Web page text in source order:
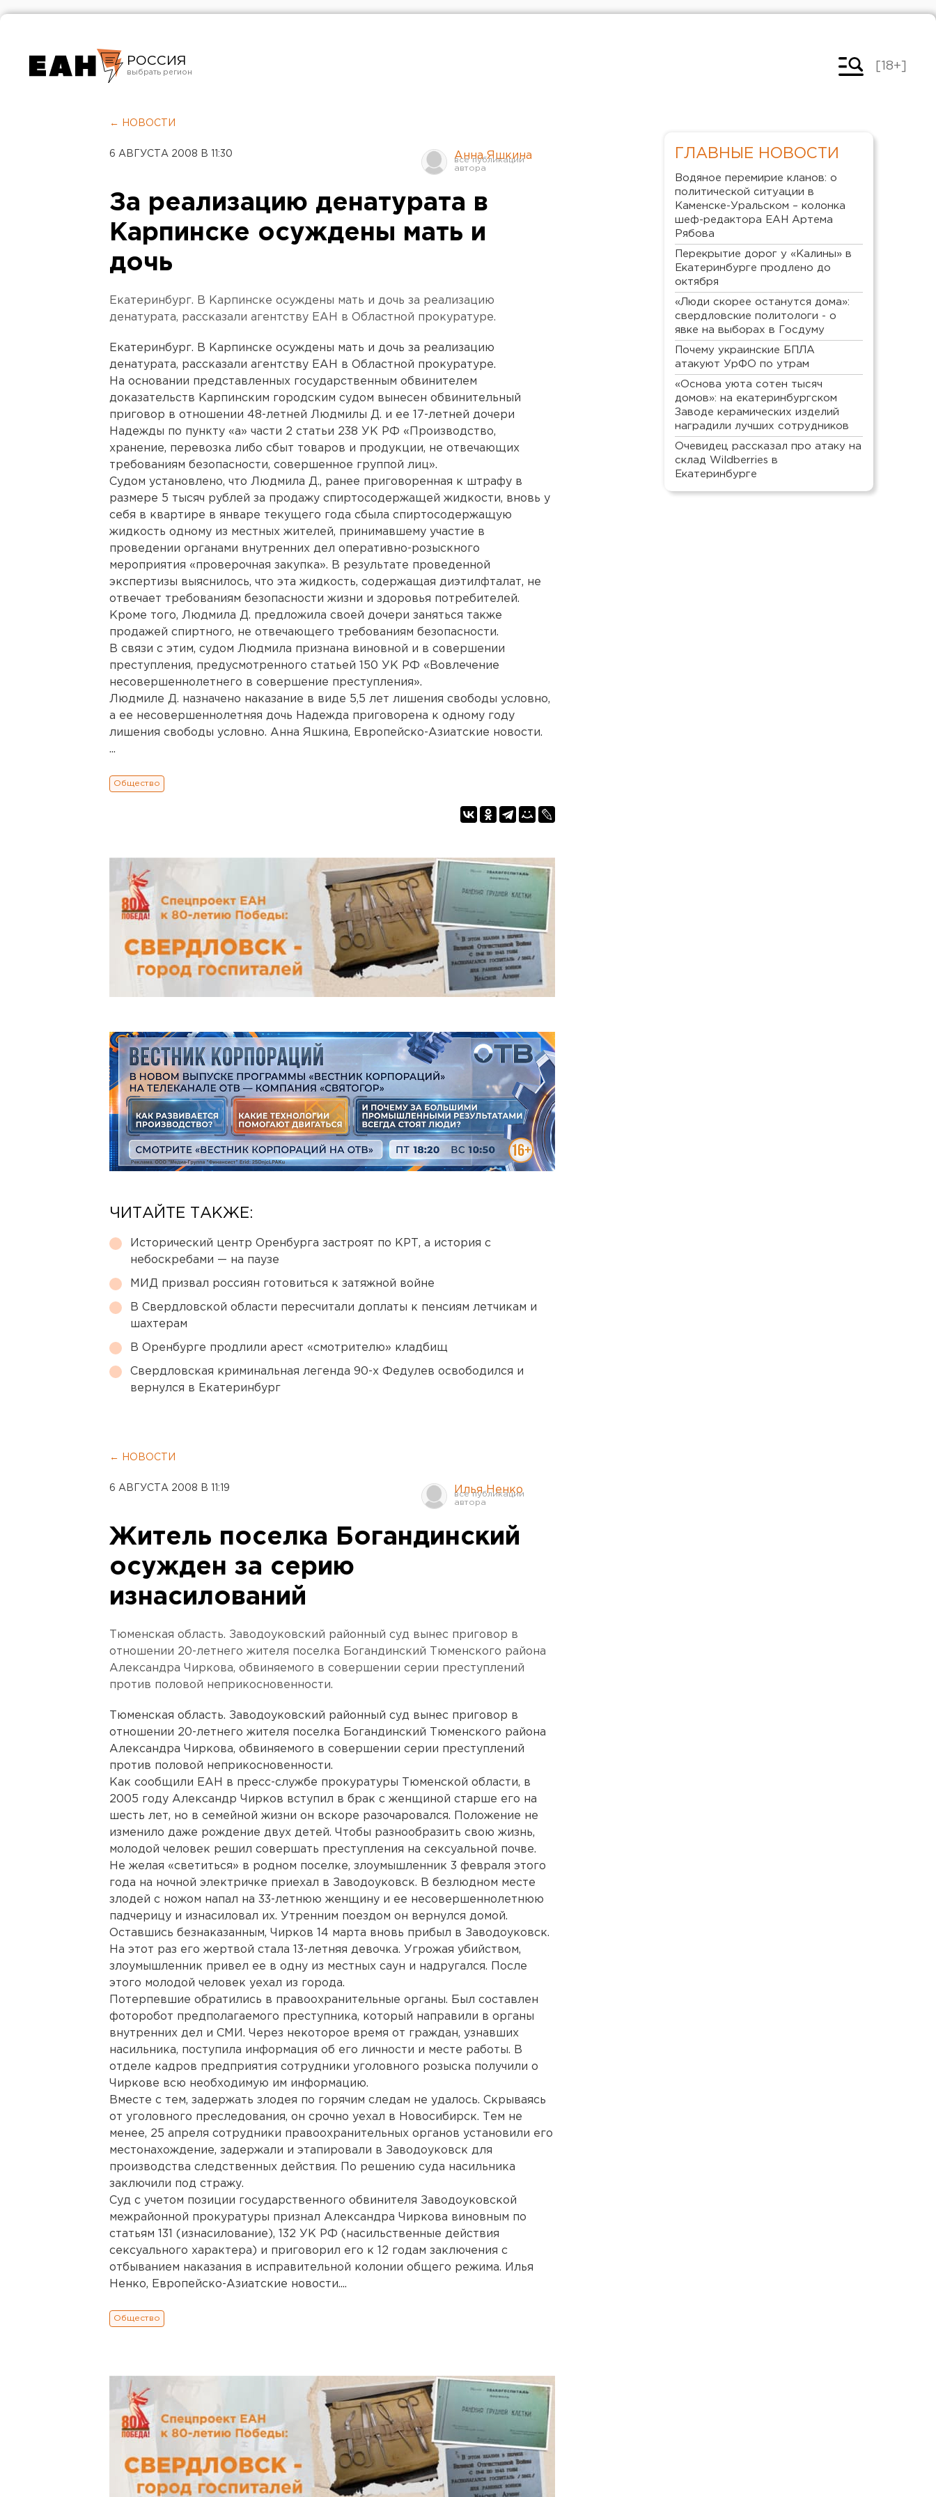
РОССИЯ
Челябинск
[18+]
← НОВОСТИ
6 АВГУСТА 2008 В 11:30 Анна Яшкина
За реализацию денатурата в
Карпинске осуждены мать и
дочь
Екатеринбург. В Карпинске осуждены мать и дочь за реализацию
денатурата, рассказали агентству ЕАН в Областной прокуратуре.
Екатеринбург. В Карпинске осуждены мать и дочь за реализацию
денатурата, рассказали агентству ЕАН в Областной прокуратуре.
На основании представленных государственным обвинителем
доказательств Карпинским городским судом вынесен обвинительный
приговор в отношении 48-летней Людмилы Д. и ее 17-летней дочери
Надежды по пункту «а» части 2 статьи 238 УК РФ «Производство,
хранение, перевозка либо сбыт товаров и продукции, не отвечающих
требованиям безопасности, совершенное группой лиц».
Судом установлено, что Людмила Д., ранее приговоренная к штрафу в
размере 5 тысяч рублей за продажу спиртосодержащей жидкости, вновь у
себя в квартире в январе текущего года сбыла спиртосодержащую
жидкость одному из местных жителей, принимавшему участие в
проведении органами внутренних дел оперативно-розыскного
мероприятия «проверочная закупка». В результате проведенной
экспертизы выяснилось, что эта жидкость, содержащая диэтилфталат, не
отвечает требованиям безопасности жизни и здоровья потребителей.
Кроме того, Людмила Д. предложила своей дочери заняться также
продажей спиртного, не отвечающего требованиям безопасности.
В связи с этим, судом Людмила признана виновной и в совершении
преступления, предусмотренного статьей 150 УК РФ «Вовлечение
несовершеннолетнего в совершение преступления».
Людмиле Д. назначено наказание в виде 5,5 лет лишения свободы условно,
а ее несовершеннолетняя дочь Надежда приговорена к одному году
лишения свободы условно. Анна Яшкина, Европейско-Азиатские новости.
...
Общество
ЧИТАЙТЕ ТАКЖЕ:
Исторический центр Оренбурга застроят по КРТ, а история с
небоскребами — на паузе
МИД призвал россиян готовиться к затяжной войне
В Свердловской области пересчитали доплаты к пенсиям летчикам и
шахтерам
В Оренбурге продлили арест «смотрителю» кладбищ
Свердловская криминальная легенда 90-х Федулев освободился и
вернулся в Екатеринбург
← НОВОСТИ
6 АВГУСТА 2008 В 11:19 Илья Ненко
Житель поселка Богандинский
осужден за серию
изнасилований
Тюменская область. Заводоуковский районный суд вынес приговор в
отношении 20-летнего жителя поселка Богандинский Тюменского района
Александра Чиркова, обвиняемого в совершении серии преступлений
против половой неприкосновенности.
Тюменская область. Заводоуковский районный суд вынес приговор в
отношении 20-летнего жителя поселка Богандинский Тюменского района
Александра Чиркова, обвиняемого в совершении серии преступлений
против половой неприкосновенности.
Как сообщили ЕАН в пресс-службе прокуратуры Тюменской области, в
2005 году Александр Чирков вступил в брак с женщиной старше его на
шесть лет, но в семейной жизни он вскоре разочаровался. Положение не
изменило даже рождение двух детей. Чтобы разнообразить свою жизнь,
молодой человек решил совершать преступления на сексуальной почве.
Не желая «светиться» в родном поселке, злоумышленник 3 февраля этого
года на ночной электричке приехал в Заводоуковск. В безлюдном месте
злодей с ножом напал на 33-летнюю женщину и ее несовершеннолетнюю
падчерицу и изнасиловал их. Утренним поездом он вернулся домой.
Оставшись безнаказанным, Чирков 14 марта вновь прибыл в Заводоуковск.
На этот раз его жертвой стала 13-летняя девочка. Угрожая убийством,
злоумышленник привел ее в одну из местных саун и надругался. После
этого молодой человек уехал из города.
Потерпевшие обратились в правоохранительные органы. Был составлен
фоторобот предполагаемого преступника, который направили в органы
внутренних дел и СМИ. Через некоторое время от граждан, узнавших
насильника, поступила информация об его личности и месте работы. В
отделе кадров предприятия сотрудники уголовного розыска получили о
Чиркове всю необходимую им информацию.
Вместе с тем, задержать злодея по горячим следам не удалось. Скрываясь
от уголовного преследования, он срочно уехал в Новосибирск. Тем не
менее, 25 апреля сотрудники правоохранительных органов установили его
местонахождение, задержали и этапировали в Заводоуковск для
производства следственных действия. По решению суда насильника
заключили под стражу.
Суд с учетом позиции государственного обвинителя Заводоуковской
межрайонной прокуратуры признал Александра Чиркова виновным по
статьям 131 (изнасилование), 132 УК РФ (насильственные действия
сексуального характера) и приговорил его к 12 годам заключения с
отбыванием наказания в исправительной колонии общего режима. Илья
Ненко, Европейско-Азиатские новости....
Общество
ГЛАВНЫЕ НОВОСТИ
Водяное перемирие кланов: о
политической ситуации в
Каменске-Уральском – колонка
шеф-редактора ЕАН Артема
Рябова
Перекрытие дорог у «Калины» в
Екатеринбурге продлено до
октября
«Люди скорее останутся дома»:
свердловские политологи - о
явке на выборах в Госдуму
Почему украинские БПЛА
атакуют УрФО по утрам
«Основа уюта сотен тысяч
домов»: на екатеринбургском
Заводе керамических изделий
наградили лучших сотрудников
Очевидец рассказал про атаку на
склад Wildberries в
Екатеринбурге